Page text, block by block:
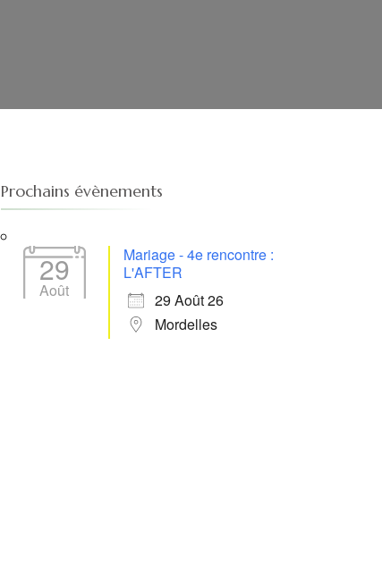
Prochains évènements
29
Août
Mariage - 4e rencontre :
L'AFTER
29 Août 26
Mordelles